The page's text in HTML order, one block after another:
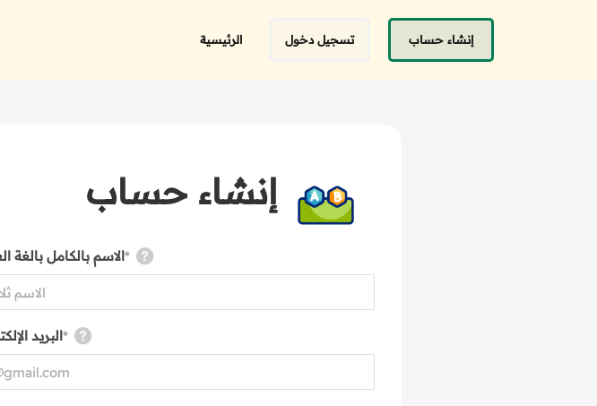
الرئيسية تسجيل دخول إنشاء حساب
إنشاء حساب
الاسم بالكامل بالغة*
البريد*